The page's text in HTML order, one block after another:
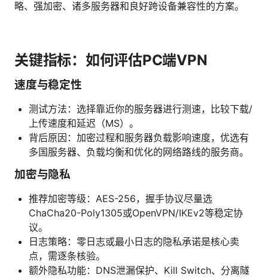
略、强加密、诸多服务器和良好跨设备兼容性的方案。
关键指标：如何评估PC端VPN
速度与稳定性
测试方法：选择靠近你的服务器进行测速，比较下载/
上传速度和延迟（MS）。
背后原因：加密过程和服务器负载影响速度，优选有
多国服务器、负载均衡和优化的网络路线的服务商。
加密与隐私
推荐加密等级：AES-256，握手协议尽量选
ChaCha20-Poly1305或OpenVPN/IKEv2等稳定协
议。
日志策略：零日志或最小日志的隐私承诺是核心卖
点，需逐条核验。
额外隐私功能：DNS泄漏保护、Kill Switch、分离隧